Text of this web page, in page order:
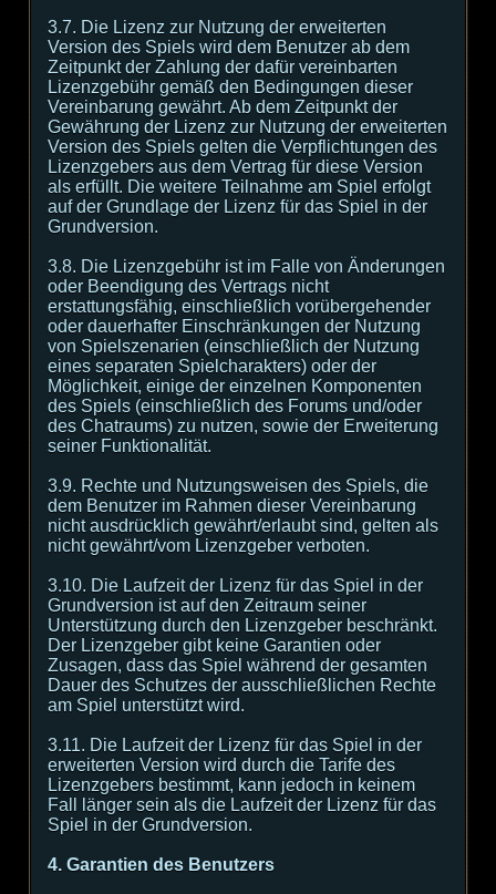
3.7. Die Lizenz zur Nutzung der erweiterten
Version des Spiels wird dem Benutzer ab dem
Zeitpunkt der Zahlung der dafür vereinbarten
Lizenzgebühr gemäß den Bedingungen dieser
Vereinbarung gewährt. Ab dem Zeitpunkt der
Gewährung der Lizenz zur Nutzung der erweiterten
Version des Spiels gelten die Verpflichtungen des
Lizenzgebers aus dem Vertrag für diese Version
als erfüllt. Die weitere Teilnahme am Spiel erfolgt
auf der Grundlage der Lizenz für das Spiel in der
Grundversion.
3.8. Die Lizenzgebühr ist im Falle von Änderungen
oder Beendigung des Vertrags nicht
erstattungsfähig, einschließlich vorübergehender
oder dauerhafter Einschränkungen der Nutzung
von Spielszenarien (einschließlich der Nutzung
eines separaten Spielcharakters) oder der
Möglichkeit, einige der einzelnen Komponenten
des Spiels (einschließlich des Forums und/oder
des Chatraums) zu nutzen, sowie der Erweiterung
seiner Funktionalität.
3.9. Rechte und Nutzungsweisen des Spiels, die
dem Benutzer im Rahmen dieser Vereinbarung
nicht ausdrücklich gewährt/erlaubt sind, gelten als
nicht gewährt/vom Lizenzgeber verboten.
3.10. Die Laufzeit der Lizenz für das Spiel in der
Grundversion ist auf den Zeitraum seiner
Unterstützung durch den Lizenzgeber beschränkt.
Der Lizenzgeber gibt keine Garantien oder
Zusagen, dass das Spiel während der gesamten
Dauer des Schutzes der ausschließlichen Rechte
am Spiel unterstützt wird.
3.11. Die Laufzeit der Lizenz für das Spiel in der
erweiterten Version wird durch die Tarife des
Lizenzgebers bestimmt, kann jedoch in keinem
Fall länger sein als die Laufzeit der Lizenz für das
Spiel in der Grundversion.
4. Garantien des Benutzers